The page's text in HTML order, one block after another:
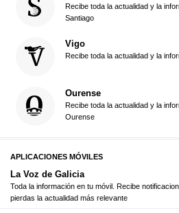
Recibe toda la actualidad y la
Santiago
Vigo
Recibe toda la actualidad y la
Ourense
Recibe toda la actualidad y la
Ourense
APLICACIONES MÓVILES
La Voz de Galicia
Toda la información en tu móvil. Recibe
pierdas la actualidad más relevante